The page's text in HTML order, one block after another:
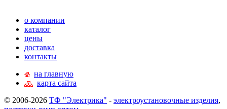
о компании
каталог
цены
доставка
контакты
на главную
карта сайта
© 2006-2026 ТФ "Электрика" - электроустановочные изделия,